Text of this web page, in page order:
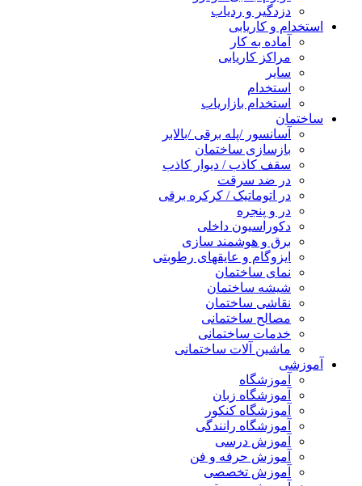
دزدگیر و ردیاب
استخدام و کاریابی
آماده به کار
مراکز کاریابی
سایر
استخدام
استخدام بازاریاب
ساختمان
آسانسور /پله برقی /بالابر
بازسازی ساختمان
سقف کاذب / دیوار کاذب
در ضد سرقت
در اتوماتیک / کرکره برقی
در و پنجره
دکوراسیون داخلی
برق و هوشمند سازی
ایزوگام و عایقهای رطوبتی
نمای ساختمان
شیشه ساختمان
نقاشی ساختمان
مصالح ساختمانی
خدمات ساختمانی
ماشین آلات ساختمانی
آموزشی
آموزشگاه
آموزشگاه زبان
آموزشگاه کنکور
آموزشگاه رانندگی
آموزش درسی
آموزش حرفه و فن
آموزش تخصصی